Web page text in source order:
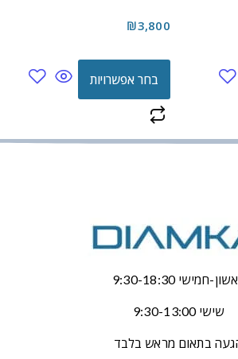
₪3,800
בחר אפשרויות
חמישי 9:30-18:30
שישי 9:30-13:00
בתאום מראש בלבד